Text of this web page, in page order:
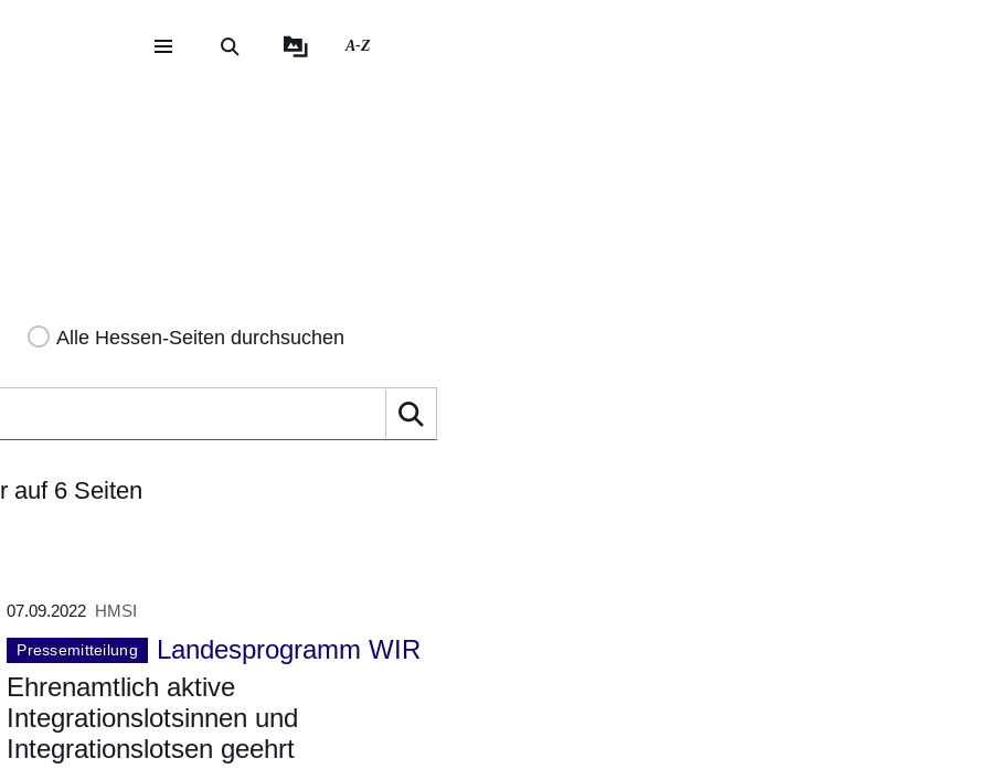
A-Z
Alle Hessen-Seiten durchsuchen
auf 6 Seiten
07.09.2022 HMSI
Pressemitteilung
Landesprogramm WIR
Ehrenamtlich aktive
Integrationslotsinnen und
Integrationslotsen geehrt